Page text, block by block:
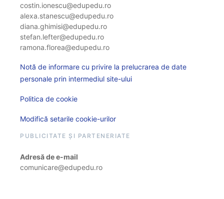
costin.ionescu@edupedu.ro
alexa.stanescu@edupedu.ro
diana.ghimisi@edupedu.ro
stefan.lefter@edupedu.ro
ramona.florea@edupedu.ro
Notă de informare cu privire la prelucrarea de date
personale prin intermediul site-ului
Politica de cookie
Modifică setarile cookie-urilor
PUBLICITATE ȘI PARTENERIATE
Adresă de e-mail
comunicare@edupedu.ro